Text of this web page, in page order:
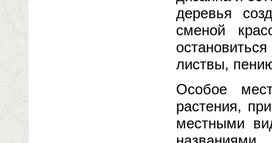
деревья
сменой
листвы,
Особое
растения,
местными